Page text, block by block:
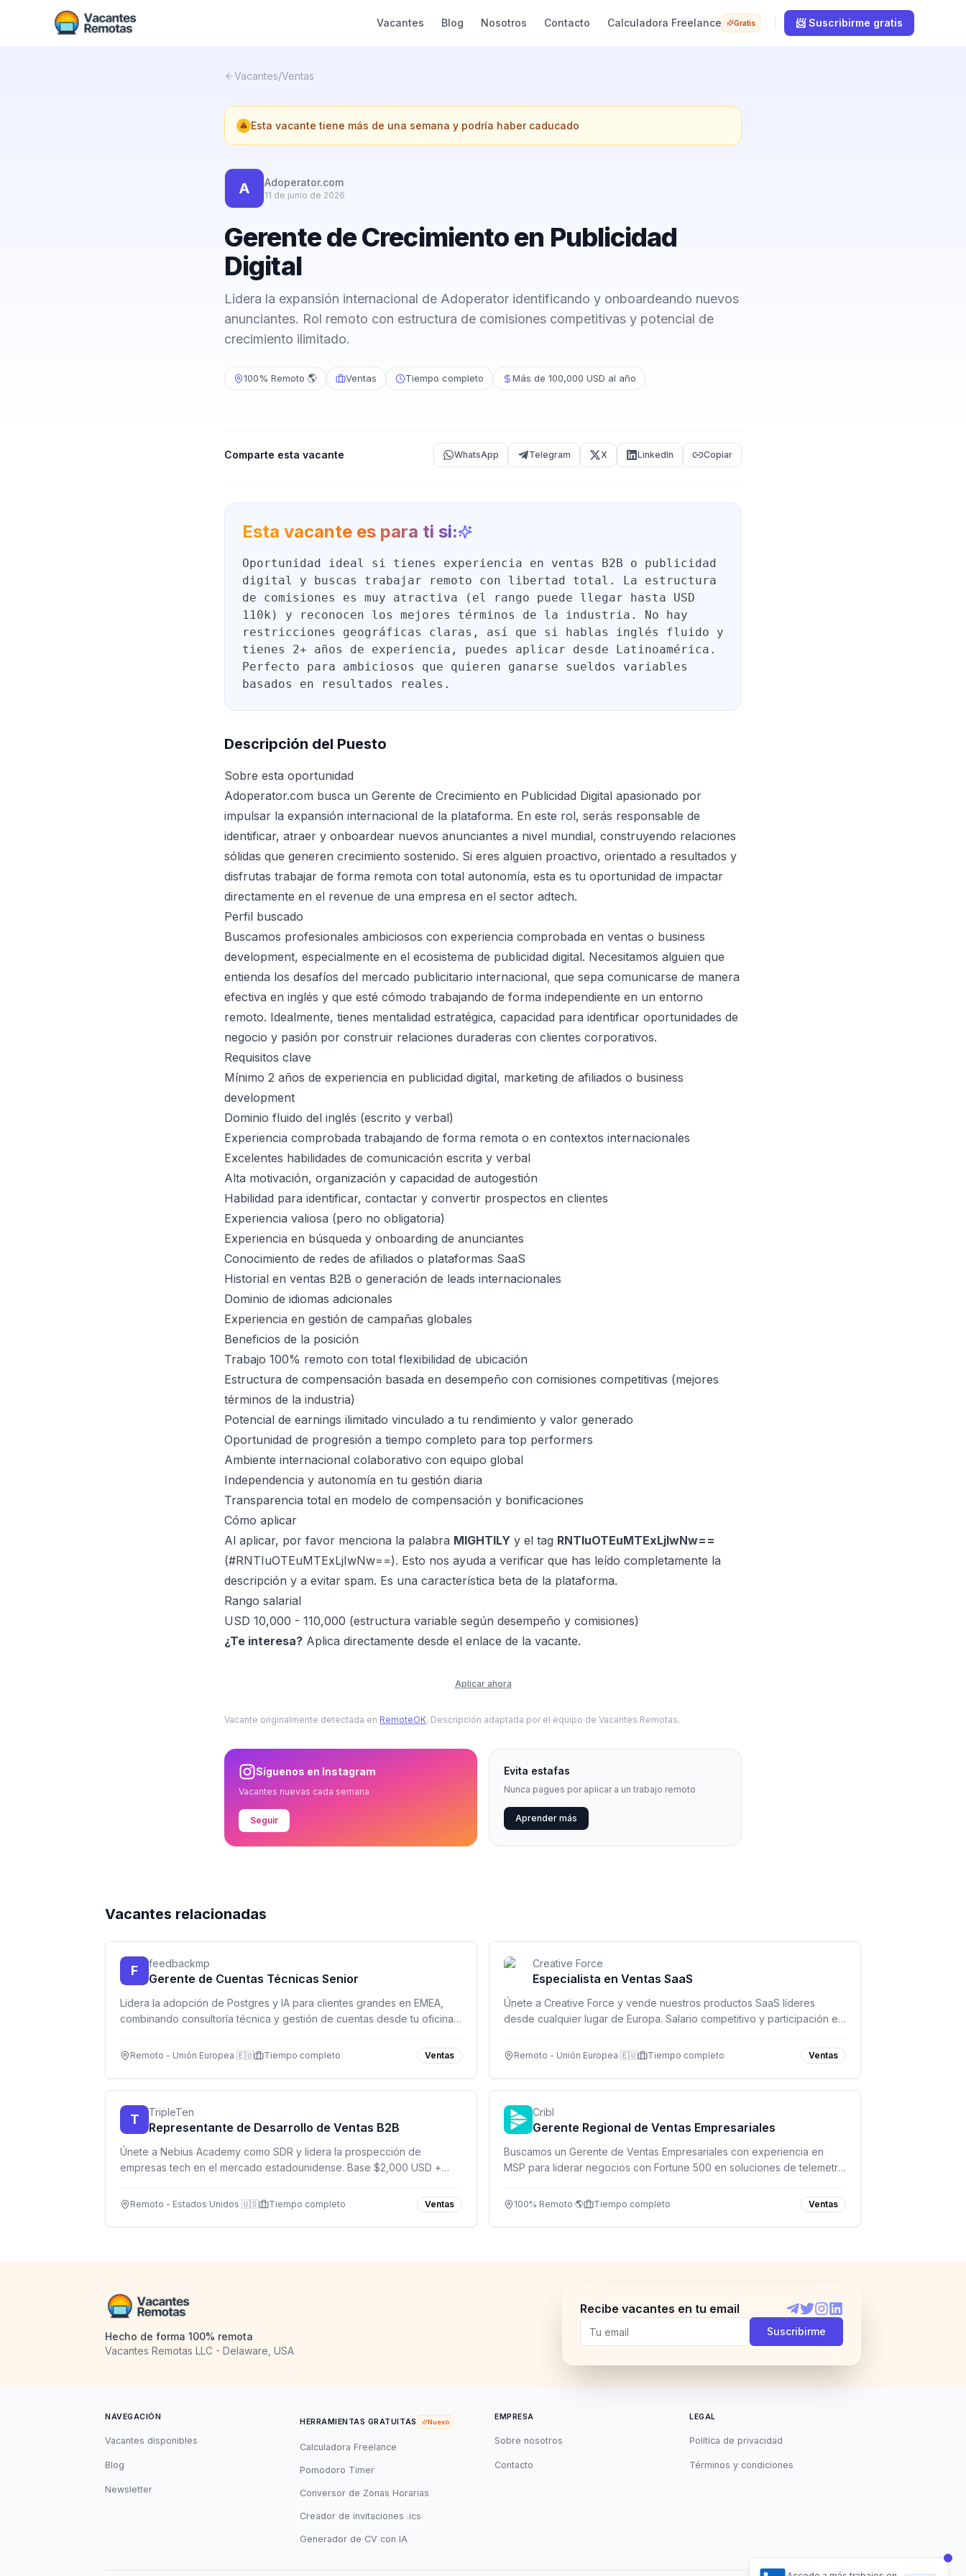
Vacantes Blog Nosotros Contacto Calculadora Freelance Gratis 📨 Suscribirme gratis
Vacantes/Ventas
Esta vacante tiene más de una semana y podría haber caducado
A Adoperator.com
11 de junio de 2026
Gerente de Crecimiento en Publicidad
Digital
Lidera la expansión internacional de Adoperator identificando y onboardeando nuevos
anunciantes. Rol remoto con estructura de comisiones competitivas y potencial de
crecimiento ilimitado.
100% Remoto 🌎 Ventas Tiempo completo Más de 100,000 USD al año
Comparte esta vacante WhatsApp Telegram X LinkedIn Copiar
Esta vacante es para ti si:
Oportunidad ideal si tienes experiencia en ventas B2B o publicidad
digital y buscas trabajar remoto con libertad total. La estructura
de comisiones es muy atractiva (el rango puede llegar hasta USD
110k) y reconocen los mejores términos de la industria. No hay
restricciones geográficas claras, así que si hablas inglés fluido y
tienes 2+ años de experiencia, puedes aplicar desde Latinoamérica.
Perfecto para ambiciosos que quieren ganarse sueldos variables
basados en resultados reales.
Descripción del Puesto
Sobre esta oportunidad
Adoperator.com busca un Gerente de Crecimiento en Publicidad Digital apasionado por
impulsar la expansión internacional de la plataforma. En este rol, serás responsable de
identificar, atraer y onboardear nuevos anunciantes a nivel mundial, construyendo relaciones
sólidas que generen crecimiento sostenido. Si eres alguien proactivo, orientado a resultados y
disfrutas trabajar de forma remota con total autonomía, esta es tu oportunidad de impactar
directamente en el revenue de una empresa en el sector adtech.
Perfil buscado
Buscamos profesionales ambiciosos con experiencia comprobada en ventas o business
development, especialmente en el ecosistema de publicidad digital. Necesitamos alguien que
entienda los desafíos del mercado publicitario internacional, que sepa comunicarse de manera
efectiva en inglés y que esté cómodo trabajando de forma independiente en un entorno
remoto. Idealmente, tienes mentalidad estratégica, capacidad para identificar oportunidades de
negocio y pasión por construir relaciones duraderas con clientes corporativos.
Requisitos clave
Mínimo 2 años de experiencia en publicidad digital, marketing de afiliados o business
development
Dominio fluido del inglés (escrito y verbal)
Experiencia comprobada trabajando de forma remota o en contextos internacionales
Excelentes habilidades de comunicación escrita y verbal
Alta motivación, organización y capacidad de autogestión
Habilidad para identificar, contactar y convertir prospectos en clientes
Experiencia valiosa (pero no obligatoria)
Experiencia en búsqueda y onboarding de anunciantes
Conocimiento de redes de afiliados o plataformas SaaS
Historial en ventas B2B o generación de leads internacionales
Dominio de idiomas adicionales
Experiencia en gestión de campañas globales
Beneficios de la posición
Trabajo 100% remoto con total flexibilidad de ubicación
Estructura de compensación basada en desempeño con comisiones competitivas (mejores
términos de la industria)
Potencial de earnings ilimitado vinculado a tu rendimiento y valor generado
Oportunidad de progresión a tiempo completo para top performers
Ambiente internacional colaborativo con equipo global
Independencia y autonomía en tu gestión diaria
Transparencia total en modelo de compensación y bonificaciones
Cómo aplicar
Al aplicar, por favor menciona la palabra MIGHTILY y el tag RNTIuOTEuMTExLjIwNw==
(#RNTIuOTEuMTExLjIwNw==). Esto nos ayuda a verificar que has leído completamente la
descripción y a evitar spam. Es una característica beta de la plataforma.
Rango salarial
USD 10,000 - 110,000 (estructura variable según desempeño y comisiones)
¿Te interesa? Aplica directamente desde el enlace de la vacante.
Aplicar ahora
Vacante originalmente detectada en RemoteOK. Descripción adaptada por el equipo de Vacantes Remotas.
Síguenos en Instagram
Vacantes nuevas cada semana
Seguir
Evita estafas
Nunca pagues por aplicar a un trabajo remoto
Aprender más
Vacantes relacionadas
F feedbackmp
Gerente de Cuentas Técnicas Senior
Lidera la adopción de Postgres y IA para clientes grandes en EMEA,
combinando consultoría técnica y gestión de cuentas desde tu oficina
Remoto - Unión Europea 🇪🇺 Tiempo completo Ventas
Creative Force
Especialista en Ventas SaaS
Únete a Creative Force y vende nuestros productos SaaS líderes
desde cualquier lugar de Europa. Salario competitivo y participación en
Remoto - Unión Europea 🇪🇺 Tiempo completo Ventas
T TripleTen
Representante de Desarrollo de Ventas B2B
Únete a Nebius Academy como SDR y lidera la prospección de
empresas tech en el mercado estadounidense. Base $2,000 USD +
Remoto - Estados Unidos 🇺🇸 Tiempo completo Ventas
Cribl
Gerente Regional de Ventas Empresariales
Buscamos un Gerente de Ventas Empresariales con experiencia en
MSP para liderar negocios con Fortune 500 en soluciones de telemetría
100% Remoto 🌎 Tiempo completo Ventas
Hecho de forma 100% remota
Vacantes Remotas LLC - Delaware, USA
Recibe vacantes en tu email
Telegram
TwitterInstagram
LinkedIn
Suscribirme
NAVEGACIÓN
Vacantes disponibles
Blog
Newsletter
HERRAMIENTAS GRATUITAS Nuevo
Calculadora Freelance
Pomodoro Timer
Conversor de Zonas Horarias
Creador de invitaciones .ics
Generador de CV con IA
EMPRESA
Sobre nosotros
Contacto
LEGAL
Política de privacidad
Términos y condiciones